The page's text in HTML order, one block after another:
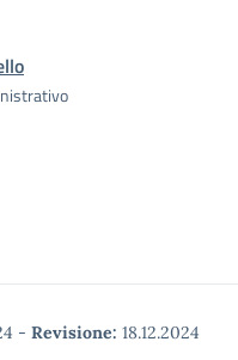
- Revisione: 18.12.2024